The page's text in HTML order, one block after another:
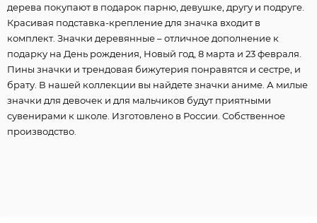
дерева покупают в подарок парню, девушке, другу и подруге.
Красивая подставка-крепление для значка входит в
комплект. Значки деревянные – отличное дополнение к
подарку на День рождения, Новый год, 8 марта и 23 февраля.
Пины значки и трендовая бижутерия понравятся и сестре, и
брату. В нашей коллекции вы найдете значки аниме. А милые
значки для девочек и для мальчиков будут приятными
сувенирами к школе. Изготовлено в России. Собственное
производство.